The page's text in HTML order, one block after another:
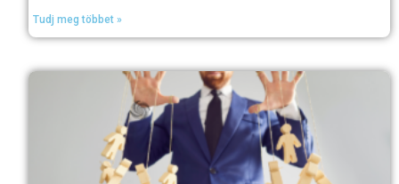
Tudj meg többet »